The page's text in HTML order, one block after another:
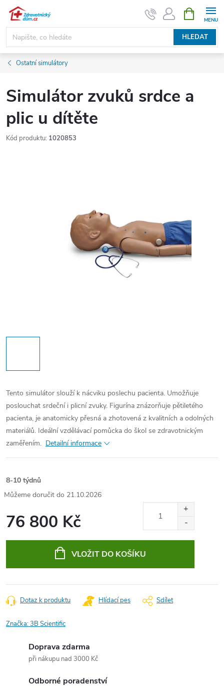
Přejít
obsah
HLEDAT
NÁKUPNÍ
KOŠÍK
Ostatní simulátory
Simulátor zvuků srdce a
plic u dítěte
Kód produktu: 1020853
Tento simulátor slouží k nácviku poslechu pacienta. Umožňuje
poslouchat srdeční i plicní zvuky. Figurína znázorňuje pětiletého
pacienta, je anatomicky přesná a zhotovená z kvalitních a odolných
materiálů. Ideální vzdělávací pomůcka do škol se zdravotnickým
zaměřením. Detailní informace
8-10 týdnů
21.10.2026
76 800 Kč
VLOŽIT DO KOŠÍKU
Dotaz k produktu Hlídací pes Sdílet
Značka:3B Scientific
Doprava zdarma
při nákupu nad 3000 Kč
Odborné poradenství